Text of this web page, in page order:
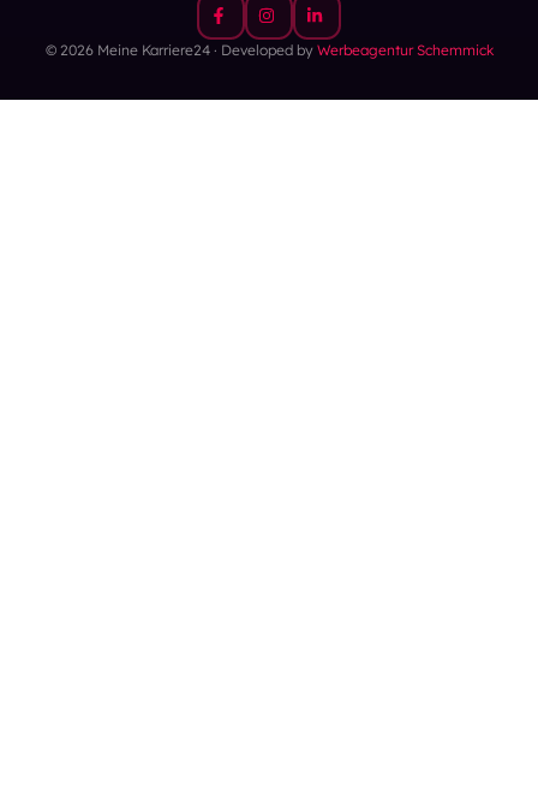
© 2026 Meine Karriere24 · Developed by Werbeagentur Schemmick